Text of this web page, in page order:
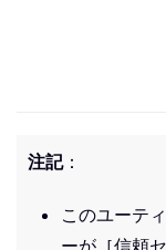
注記：
このユーテ
ーが［信頼